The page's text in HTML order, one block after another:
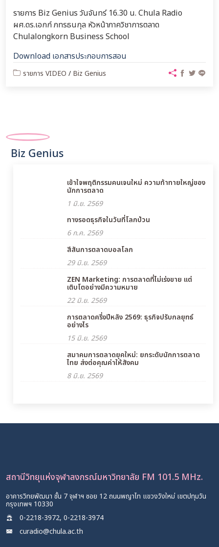
รายการ Biz Genius วันจันทร์ 16.30 น. Chula Radio
ผศ.ดร.เอกก์ ภทรธนกุล หัวหน้าภาควิชาการตลาด
Chulalongkorn Business School
Download เอกสารประกอบการสอน
รายการ VIDEO / Biz Genius
Biz Genius
เข้าใจพฤติกรรมคนเจนใหม่ ความท้าทายใหญ่ของ
นักการตลาด
1 มิ.ย. 2569
ทางรอดธุรกิจในวันที่โลกป่วน
6 ก.ค. 2569
สีสันการตลาดบอลโลก
29 มิ.ย. 2569
ZEN Marketing: การตลาดที่ไม่เร่งขาย แต่
เติบโตอย่างมีความหมาย
22 มิ.ย. 2569
การตลาดครึ่งปีหลัง 2569: ธุรกิจปรับกลยุทธ์
อย่างไร
15 มิ.ย. 2569
สมาคมการตลาดยุคใหม่: ยกระดับนักการตลาด
ไทย ส่งต่อคุณค่าให้สังคม
8 มิ.ย. 2569
สถานีวิทยุแห่งจุฬาลงกรณ์มหาวิทยาลัย FM 101.5 MHz.
อาคารวิทยพัฒนา ชั้น 7 จุฬาฯ ซอย 12 ถนนพญาไท แขวงวังใหม่ เขตปทุมวัน
กรุงเทพฯ 10330
0-2218-3972, 0-2218-3974
curadio@chula.ac.th